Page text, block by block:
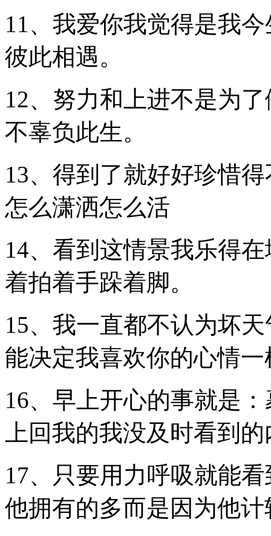
11、我爱你我觉得是我
彼此相遇。
12、努力和上进不是为
不辜负此生。
13、得到了就好好珍惜
怎么潇洒怎么活
14、看到这情景我乐得
着拍着手跺着脚。
15、我一直都不认为坏
能决定我喜欢你的心情一
16、早上开心的事就是
上回我的我没及时看到
17、只要用力呼吸就能
他拥有的多而是因为他